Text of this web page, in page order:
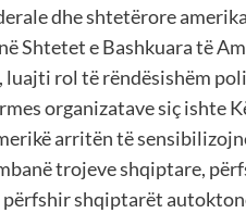
dhe shtetërore
Shtetet e Bashkuara të
luajti rol të rëndësishëm
organizatave siç ishte
arritën të
trojeve shqiptare,
shqiptarët